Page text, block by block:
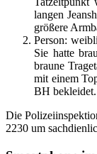
langen
größere
Person:
Sie hatte
braune
mit einem
BH bekleidet.
Die
2230 um